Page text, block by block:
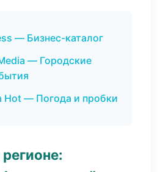
— Бизнес-каталог
— Городские
Hot — Погода и пробки